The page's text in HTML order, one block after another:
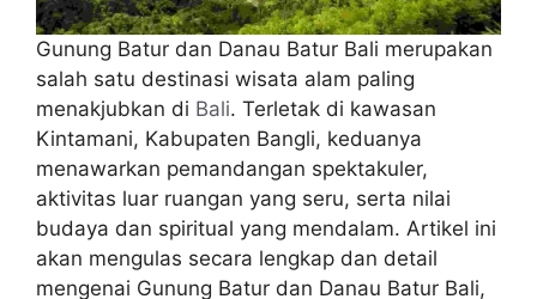
Gunung Batur dan Danau Batur Bali merupakan
salah satu destinasi wisata alam paling
menakjubkan di Bali. Terletak di kawasan
Kintamani, Kabupaten Bangli, keduanya
menawarkan pemandangan spektakuler,
aktivitas luar ruangan yang seru, serta nilai
budaya dan spiritual yang mendalam. Artikel ini
akan mengulas secara lengkap dan detail
mengenai Gunung Batur dan Danau Batur Bali,